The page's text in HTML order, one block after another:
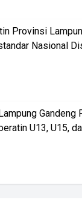
Provinsi
Nasional
Gandeng
U13, U15,